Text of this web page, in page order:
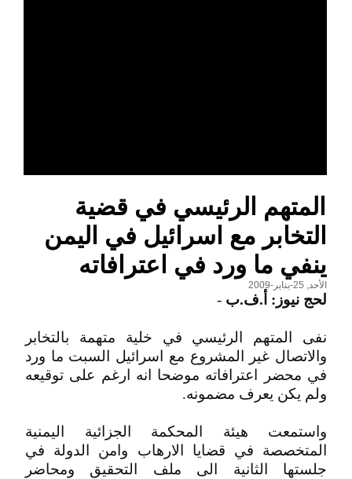
المتهم الرئيسي في قضية
التخابر مع اسرائيل في اليمن
ينفي ما ورد في اعترافاته
الأحد, 25-يناير-2009
لحج نيوز: أ.ف.ب -
نفى المتهم الرئيسي في خلية متهمة بالتخابر
والاتصال غير المشروع مع اسرائيل السبت ما ورد
في محضر اعترافاته موضحا انه ارغم على توقيعه
ولم يكن يعرف مضمونه.
واستمعت هيئة المحكمة الجزائية اليمنية
المتخصصة في قضايا الارهاب وامن الدولة في
جلستها الثانية الى ملف التحقيق ومحاضر